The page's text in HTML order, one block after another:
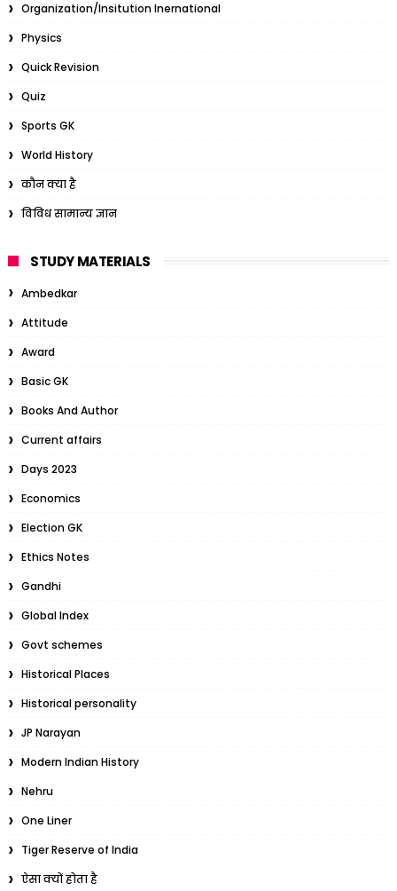
Organization/Insitution Inernational
Physics
Quick Revision
Quiz
Sports GK
World History
कौन क्या है
विविध सामान्य ज्ञान
STUDY MATERIALS
Ambedkar
Attitude
Award
Basic GK
Books And Author
Current affairs
Days 2023
Economics
Election GK
Ethics Notes
Gandhi
Global Index
Govt schemes
Historical Places
Historical personality
JP Narayan
Modern Indian History
Nehru
One Liner
Tiger Reserve of India
ऐसा क्यों होता है